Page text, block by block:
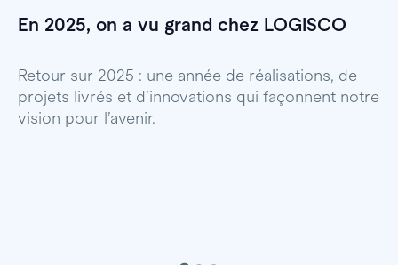
En 2025, on a vu grand chez LOGISCO
Retour sur 2025 : une année de réalisations, de
projets livrés et d’innovations qui façonnent notre
vision pour l’avenir.